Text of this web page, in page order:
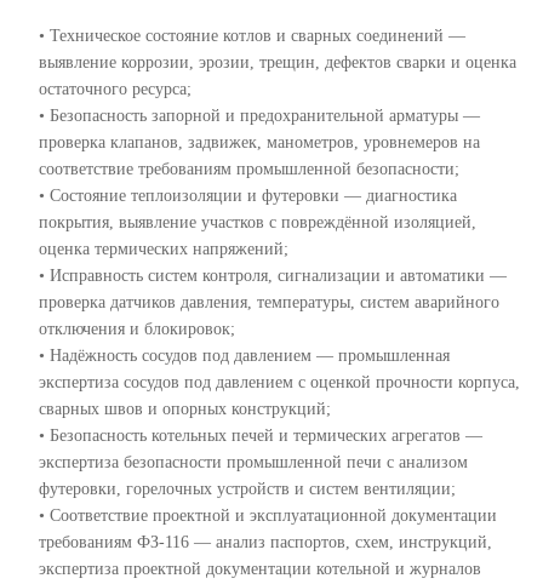
• Техническое состояние котлов и сварных соединений —
выявление коррозии, эрозии, трещин, дефектов сварки и оценка
остаточного ресурса;
• Безопасность запорной и предохранительной арматуры —
проверка клапанов, задвижек, манометров, уровнемеров на
соответствие требованиям промышленной безопасности;
• Состояние теплоизоляции и футеровки — диагностика
покрытия, выявление участков с повреждённой изоляцией,
оценка термических напряжений;
• Исправность систем контроля, сигнализации и автоматики —
проверка датчиков давления, температуры, систем аварийного
отключения и блокировок;
• Надёжность сосудов под давлением — промышленная
экспертиза сосудов под давлением с оценкой прочности корпуса,
сварных швов и опорных конструкций;
• Безопасность котельных печей и термических агрегатов —
экспертиза безопасности промышленной печи с анализом
футеровки, горелочных устройств и систем вентиляции;
• Соответствие проектной и эксплуатационной документации
требованиям ФЗ-116 — анализ паспортов, схем, инструкций,
экспертиза проектной документации котельной и журналов